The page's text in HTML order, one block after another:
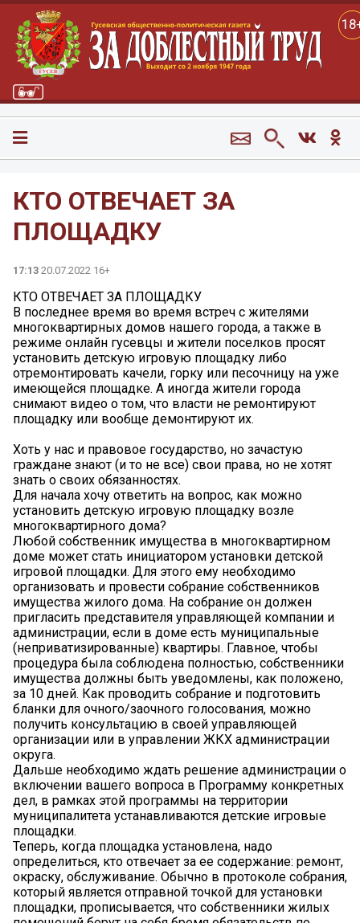
КТО ОТВЕЧАЕТ ЗА
ПЛОЩАДКУ
17:13 20.07.2022 16+
КТО ОТВЕЧАЕТ ЗА ПЛОЩАДКУ
В последнее время во время встреч с жителями
многоквартирных домов нашего города, а также в
режиме онлайн гусевцы и жители поселков просят
установить детскую игровую площадку либо
отремонтировать качели, горку или песочницу на уже
имеющейся площадке. А иногда жители города
снимают видео о том, что власти не ремонтируют
площадку или вообще демонтируют их.
Хоть у нас и правовое государство, но зачастую
граждане знают (и то не все) свои права, но не хотят
знать о своих обязанностях.
Для начала хочу ответить на вопрос, как можно
установить детскую игровую площадку возле
многоквартирного дома?
Любой собственник имущества в многоквартирном
доме может стать инициатором установки детской
игровой площадки. Для этого ему необходимо
организовать и провести собрание собственников
имущества жилого дома. На собрание он должен
пригласить представителя управляющей компании и
администрации, если в доме есть муниципальные
(неприватизированные) квартиры. Главное, чтобы
процедура была соблюдена полностью, собственники
имущества должны быть уведомлены, как положено,
за 10 дней. Как проводить собрание и подготовить
бланки для очного/заочного голосования, можно
получить консультацию в своей управляющей
организации или в управлении ЖКХ администрации
округа.
Дальше необходимо ждать решение администрации о
включении вашего вопроса в Программу конкретных
дел, в рамках этой программы на территории
муниципалитета устанавливаются детские игровые
площадки.
Теперь, когда площадка установлена, надо
определиться, кто отвечает за ее содержание: ремонт,
окраску, обслуживание. Обычно в протоколе собрания,
который является отправной точкой для установки
площадки, прописывается, что собственники жилых